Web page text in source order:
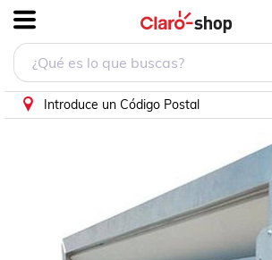
Introduce un Código Postal